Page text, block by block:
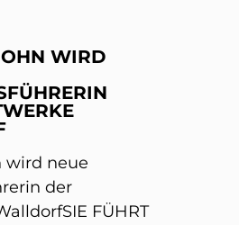
WIRD
wird neue
der
FÜHRT